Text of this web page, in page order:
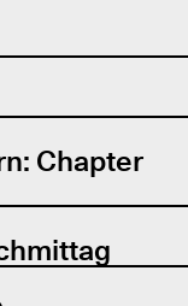
Chapter